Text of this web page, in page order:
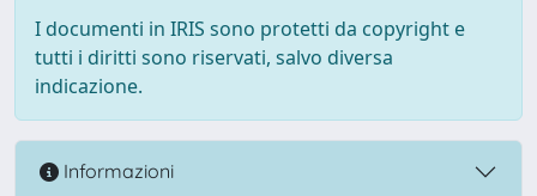
I documenti in IRIS sono protetti da copyright e
tutti i diritti sono riservati, salvo diversa
indicazione.
Informazioni